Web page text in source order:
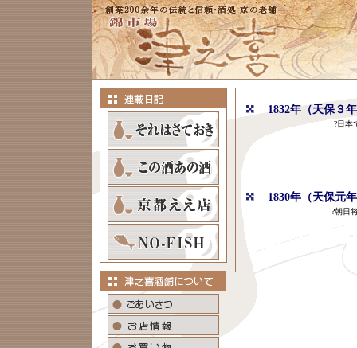
1832年（天保３
?日本で一番
1830年（天保元
?朝日将軍が